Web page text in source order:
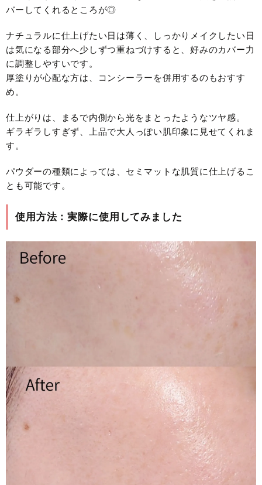
バーしてくれるところが◎
ナチュラルに仕上げたい日は薄く、しっかりメイクしたい日
は気になる部分へ少しずつ重ねづけすると、好みのカバー力
に調整しやすいです。
厚塗りが心配な方は、コンシーラーを併用するのもおすす
め。
仕上がりは、まるで内側から光をまとったようなツヤ感。
ギラギラしすぎず、上品で大人っぽい肌印象に見せてくれま
す。
パウダーの種類によっては、セミマットな肌質に仕上げるこ
とも可能です。
使用方法：実際に使用してみました